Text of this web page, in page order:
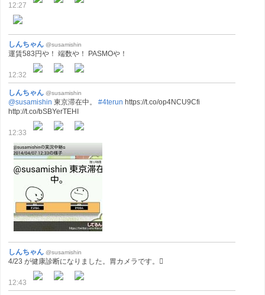
12:27
しんちゃん @susamishin
運賃583円や！ 端数や！ PASMOや！
12:32
しんちゃん @susamishin
@susamishin 東京滞在中。 #4terun https://t.co/op4NCU9Cfi
http://t.co/bSBYerTEHI
12:33
しんちゃん @susamishin
4/23 が健康診断になりました。胃カメラです。󾌿
12:43